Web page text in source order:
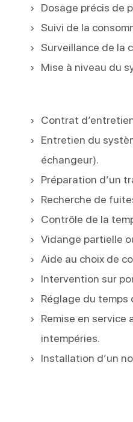
Dosage précis de
Suivi de la
Surveillance de la
Mise à niveau du
Contrat
Entretien du
échangeur).
Préparation d’un
Recherche de
Contrôle de la
Vidange partielle
Aide au choix de
Intervention sur
Réglage du
Remise en service
intempéries.
Installation d’un